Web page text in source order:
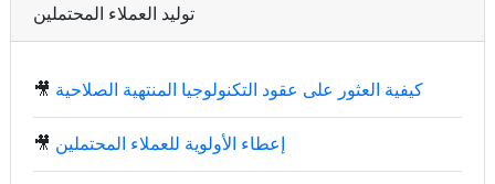
توليد العملاء المحتملين
🎥 كيفية العثور على عقود التكنولوجيا المنتهية الصلاحية
🎥 إعطاء الأولوية للعملاء المحتملين